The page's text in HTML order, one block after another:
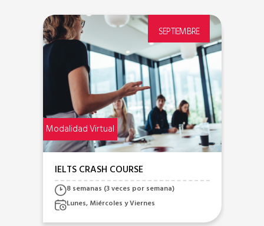
SEPTIEMBRE
Modalidad Virtual
IELTS CRASH COURSE
8 semanas (3 veces por semana)
Lunes, Miércoles y Viernes